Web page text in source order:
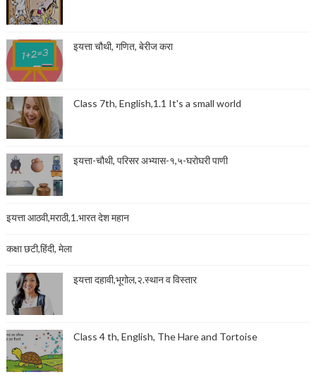
इयत्ता चौथी, गणित, बेरीज करा
Class 7th, English,1.1 It's a small world
इयत्ता-चौथी, परिसर अभ्यास-१,५-घरोघरी पाणी
इयत्ता आठवी,मराठी,1.भारत देश महान
कक्षा छटी,हिंदी, मेला
इयत्ता दहावी,भूगोल,२.स्थान व विस्तार
Class 4 th, English, The Hare and Tortoise